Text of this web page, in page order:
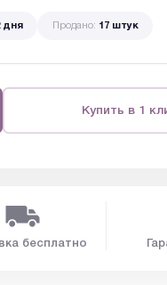
дня Продано: 17 штук
Купить в 1
бесплатно